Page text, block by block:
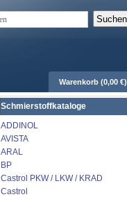
Warenkorb (0,00 €)
Schmierstoffkataloge
ADDINOL
AVISTA
ARAL
BP
Castrol PKW / LKW / KRAD
Castrol